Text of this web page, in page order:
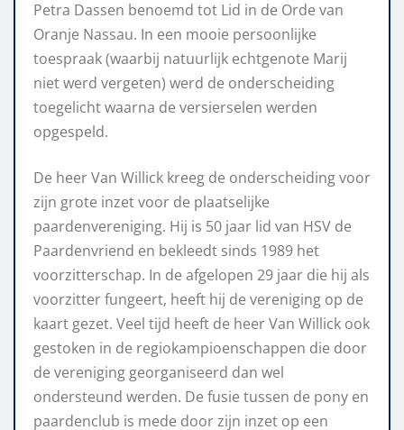
Petra Dassen benoemd tot Lid in de Orde van
Oranje Nassau. In een mooie persoonlijke
toespraak (waarbij natuurlijk echtgenote Marij
niet werd vergeten) werd de onderscheiding
toegelicht waarna de versierselen werden
opgespeld.
De heer Van Willick kreeg de onderscheiding voor
zijn grote inzet voor de plaatselijke
paardenvereniging. Hij is 50 jaar lid van HSV de
Paardenvriend en bekleedt sinds 1989 het
voorzitterschap. In de afgelopen 29 jaar die hij als
voorzitter fungeert, heeft hij de vereniging op de
kaart gezet. Veel tijd heeft de heer Van Willick ook
gestoken in de regiokampioenschappen die door
de vereniging georganiseerd dan wel
ondersteund werden. De fusie tussen de pony en
paardenclub is mede door zijn inzet op een